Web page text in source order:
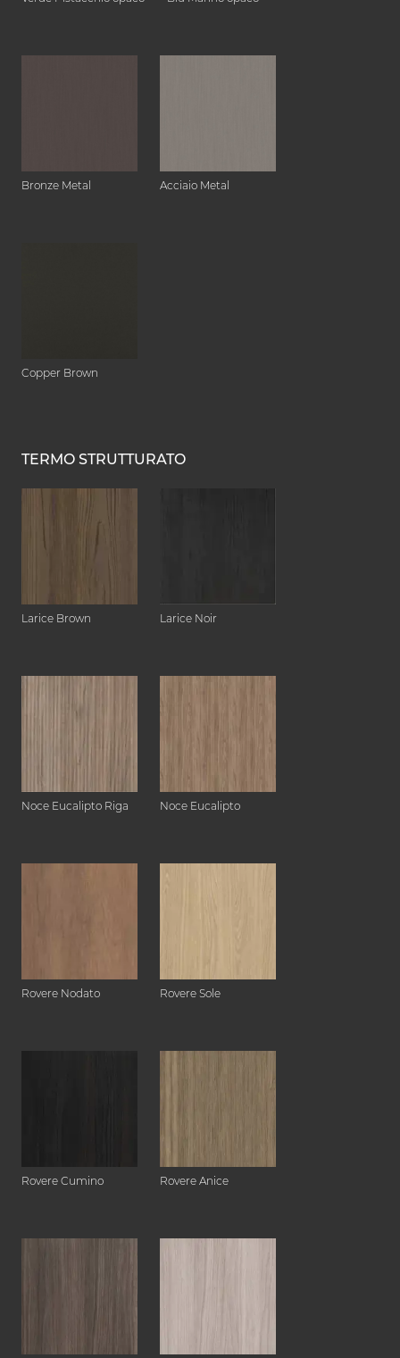
Bronze Metal Acciaio Metal
Copper Brown
TERMO STRUTTURATO
Larice Brown Larice Noir
Noce Eucalipto Riga Noce Eucalipto
Rovere Nodato Rovere Sole
Rovere Cumino Rovere Anice